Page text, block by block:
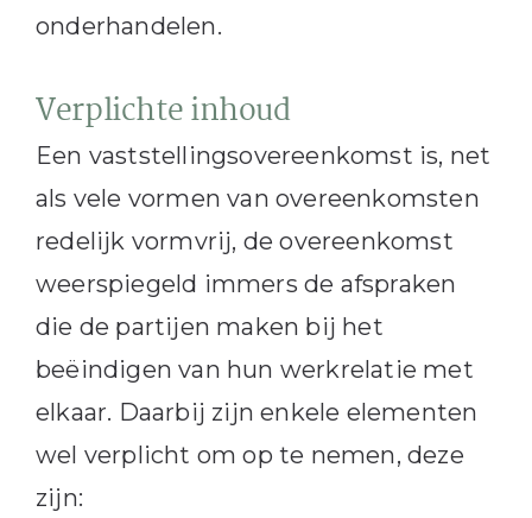
onderhandelen.
Verplichte inhoud
Een vaststellingsovereenkomst is, net
als vele vormen van overeenkomsten
redelijk vormvrij, de overeenkomst
weerspiegeld immers de afspraken
die de partijen maken bij het
beëindigen van hun werkrelatie met
elkaar. Daarbij zijn enkele elementen
wel verplicht om op te nemen, deze
zijn: